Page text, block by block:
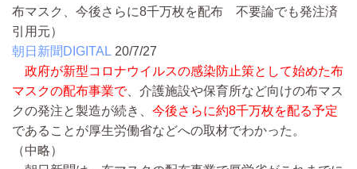
布マスク、今後さらに8千万枚を配布 不要論でも発注済
引用元）
朝日新聞DIGITAL 20/7/27
政府が新型コロナウイルスの感染防止策として始めた布
マスクの配布事業で、介護施設や保育所など向けの布マス
クの発注と製造が続き、 今後さらに約8千万枚を配る予定
であることが厚生労働省などへの取材でわかった。
（中略）